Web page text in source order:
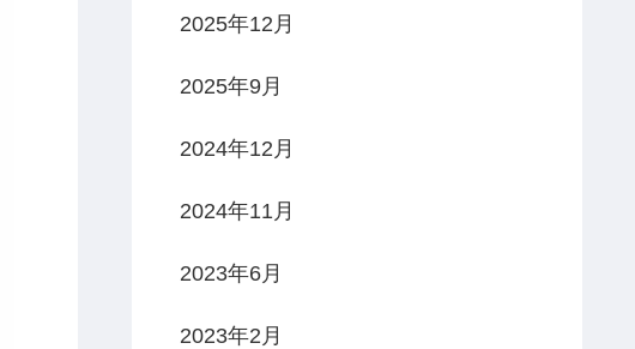
2025年12月
2025年9月
2024年12月
2024年11月
2023年6月
2023年2月